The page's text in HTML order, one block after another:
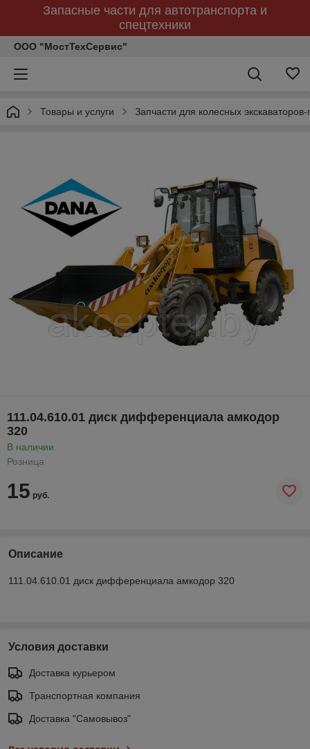
Запасные части для автотранспорта и
спецтехники
ООО "МостТехСервис"
Товары и услуги Запчасти для колесных экскаваторов-
111.04.610.01 диск дифференциала амкодор
320
В наличии
Розница
15 руб.
Описание
111.04.610.01 диск дифференциала амкодор 320
Условия доставки
Доставка курьером
Транспортная компания
Доставка "Самовывоз"